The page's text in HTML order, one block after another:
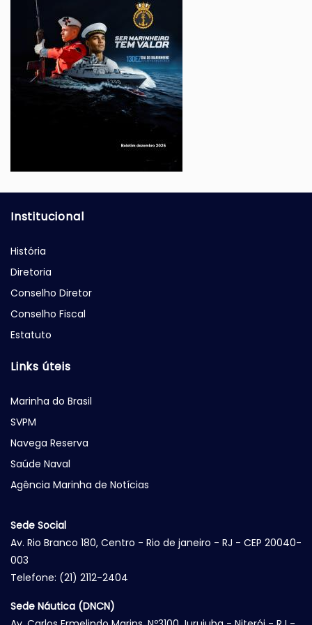
Institucional
História
Diretoria
Conselho Diretor
Conselho Fiscal
Estatuto
Links úteis
Marinha do Brasil
SVPM
Navega Reserva
Saúde Naval
Agência Marinha de Notícias
Sede Social
Av. Rio Branco 180, Centro - Rio de janeiro - RJ - CEP 20040-
003
Telefone: (21) 2112-2404
Sede Náutica (DNCN)